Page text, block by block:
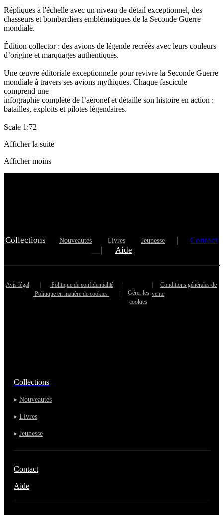
Répliques à l'échelle avec un niveau de détail exceptionnel, des
chasseurs et bombardiers emblématiques de la Seconde Guerre
mondiale.
Édition collector : des avions de légende recréés avec leurs couleurs
d’origine et marquages authentiques.
Une œuvre éditoriale exceptionnelle pour revivre la Seconde Guerre
mondiale à travers ses avions mythiques. Chaque fascicule
comprend une
infographie complète de l’aéronef et détaille son histoire en action :
batailles, exploits et pilotes légendaires.
Scale 1:72
Afficher la suite
Afficher moins
Collections Nouveautés Livres Jeunesse |
Contact
|
Aide
Avis légal | Politique de confidentialité
|
Politique en matière de cookies
|
Gérer les
cookies
| Conditions générales de
vente
Collections
▸ Nouveautés
▸ Livres
▸ Jeunesse
Contact
Aide